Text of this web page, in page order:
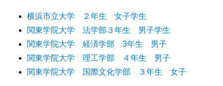
横浜市立大学 ２年生 女子学生
関東学院大学 法学部３年生 男子学生
関東学院大学 経済学部 3年生 男子
関東学院大学 理工学部 ４年生 男子
関東学院大学 国際文化学部 ３年生 女子